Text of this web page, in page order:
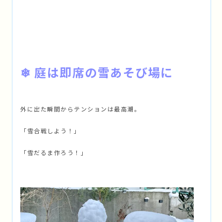
❄ 庭は即席の雪あそび場に
外に出た瞬間からテンションは最高潮。
「雪合戦しよう！」
「雪だるま作ろう！」